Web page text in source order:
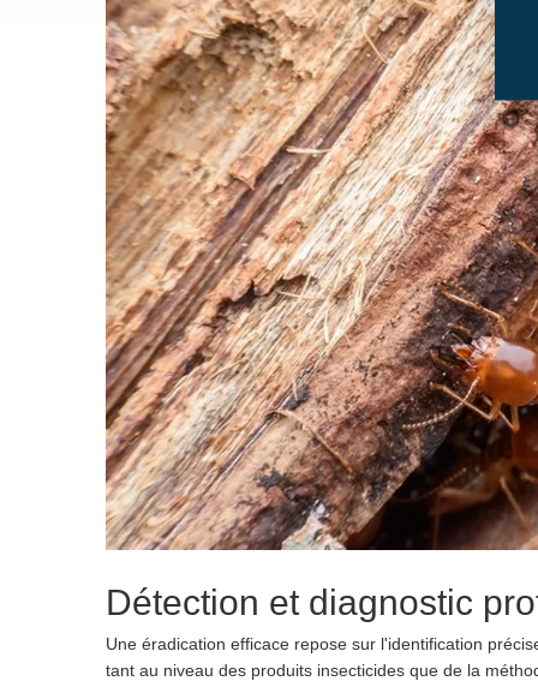
Détection et diagnostic
Une éradication efficace repose sur l'identification
tant au niveau des produits insecticides que de la